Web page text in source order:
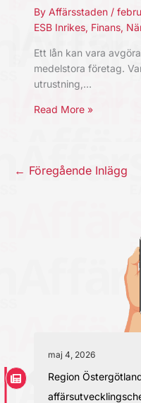
By Affärsstaden /
ESB Inrikes, Finans,
Ett lån kan vara
medelstora företag.
utrustning,…
Read More »
← Föregående Inlägg
maj 4, 2026
Region